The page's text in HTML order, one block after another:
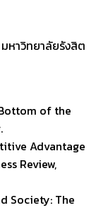
หาวิทยาลัยรังสิต
of the
Advantage
Review,
Society: The